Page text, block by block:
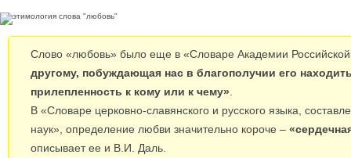
Слово «любовь» было еще в «Словаре Академии
другому, побуждающая нас в благополучии его
прилепленность к кому или к чему»
В «Словаре церковно-славянского и русского языка,
наук», определение любви значительно короче –
описывает ее и В.И. Даль.